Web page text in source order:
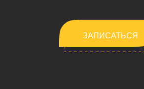
ЗАПИСАТЬСЯ